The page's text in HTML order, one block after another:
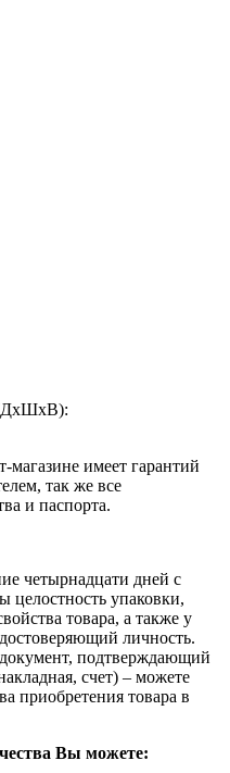
(ДхШхВ):
имеет гарантий
так же все
и паспорта.
четырнадцати дней с
целостность упаковки,
товара, а также у
личность.
подтверждающий
счет) – можете
приобретения товара в
Вы можете: